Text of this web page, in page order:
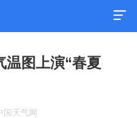
图上演“春夏
国天气网